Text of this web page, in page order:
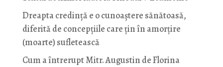
Dreapta credință e o cunoaștere sănătoasă,
diferită de concepțiile care țin în amorțire
(moarte) sufletească
Cum a întrerupt Mitr. Augustin de Florina